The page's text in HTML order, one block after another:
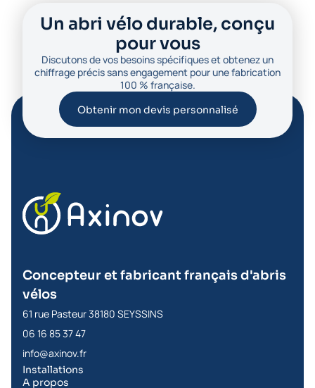
Un abri vélo durable, conçu
pour vous
Discutons de vos besoins spécifiques et obtenez un
chiffrage précis sans engagement pour une fabrication
100 % française.
Obtenir mon devis personnalisé
Concepteur et fabricant français d'abris
vélos
61 rue Pasteur 38180 SEYSSINS
06 16 85 37 47
info@axinov.fr
Installations
A propos